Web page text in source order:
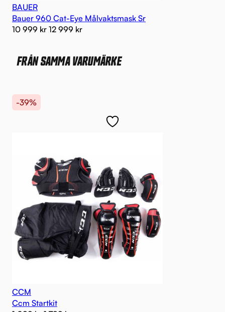
BAUER
Bauer 960 Cat-Eye Målvaktsmask Sr
10 999 kr 12 999 kr
FRÅN SAMMA VARUMÄRKE
-39%
CCM
Ccm Startkit